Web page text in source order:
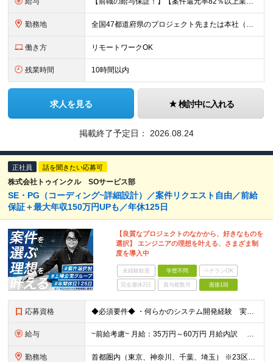
勤務地 全国47都道府県のプロジェクト先または本社（新宿区） ◎勤務地は希望を考慮。転勤はありません。 ◎フルリモート(完全在宅勤務）多数あります。 ◎転職時にお引越しをご検討の際には引越し費用または住宅手
働き方 リモートワークOK
残業時間 10時間以内
求人を見る 検討中に入れる
掲載終了予定日： 2026.08.24
正社員 話を聞きたい応募可
株式会社トゥインクル SOサービス部
SE・PG（コーディング~詳細設計）／案件リクエスト自由／前給
保証＋最大年収150万円UPも／年休125日
【良質なプロジェクトのなかから、好きなものを
選択】 エンジニアの理想を叶える、さまざま制
度を導入中
未経験歓迎 学歴不問 ベテランOK
完全週休2日 賞与複数月 面接1回
応募資格 ◆必須要件◆ ・何らかのシステム開発経験 実務２年以上 ◆あれば大歓迎な業務経験（なくてももちろん問題ありません）◆ ・新機能や業務課題創出の検討を通じ、業務要件の取りまとめ並びに機能要件への落とし
給与 ~前給考慮~ 月給：35万円～60万円 月給内訳 ・基本給：35万円～60万円 ・残業代：実績精算（固定残業制なし） 想定年収：400万円～750万円 ※想定年収 は年収提示額を保証するもので
勤務地 首都圏内（東京、神奈川、千葉、埼玉） ※23区内8割 ＜面接地＞ ・WEB面接 TEAMS会議で行います。 ・対面 新宿HRDC／東京都新宿区新宿1-3-12 壱丁目参番館2階 「新宿御苑前